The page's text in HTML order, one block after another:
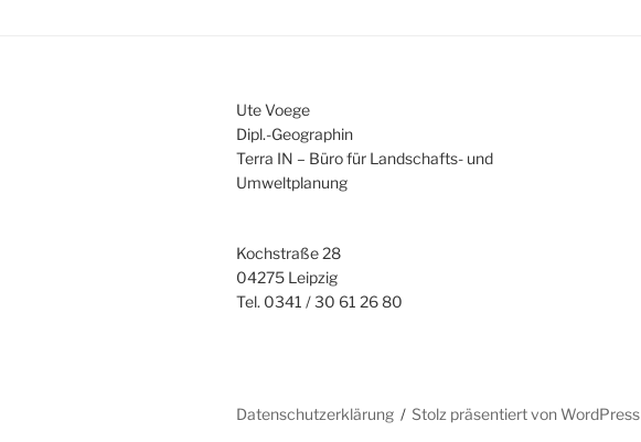
Ute Voege
Dipl.-Geographin
Terra IN – Büro für Landschafts- und
Umweltplanung
Kochstraße 28
04275 Leipzig
Tel. 0341 / 30 61 26 80
Datenschutzerklärung Stolz präsentiert von WordPress